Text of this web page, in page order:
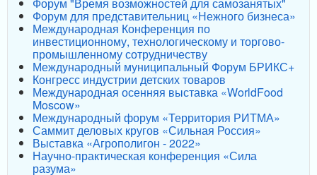
Форум для представительниц «Нежного бизнеса»
Международная Конференция по
инвестиционному, технологическому и торгово-
промышленному сотрудничеству
Международный муниципальный Форум БРИКС+
Конгресс индустрии детских товаров
Международная осенняя выставка «WorldFood
Moscow»
Международный форум «Территория РИТМА»
Саммит деловых кругов «Сильная Россия»
Выставка «Агрополигон - 2022»
Научно-практическая конференция «Сила
разума»